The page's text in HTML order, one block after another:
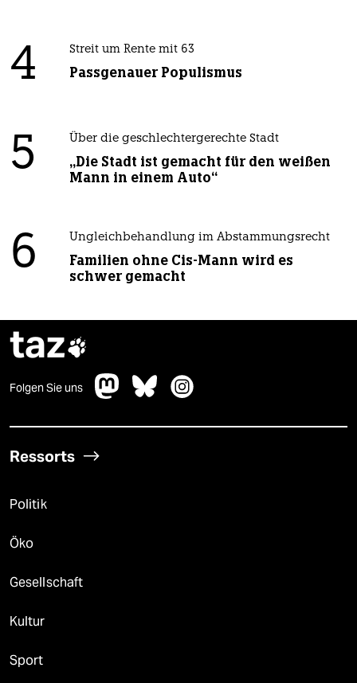
4 Streit um Rente mit 63
Passgenauer Populismus
5 Über die geschlechtergerechte Stadt
„Die Stadt ist gemacht für den weißen
Mann in einem Auto“
6 Ungleichbehandlung im Abstammungsrecht
Familien ohne Cis-Mann wird es
schwer gemacht
taz
Folgen Sie uns
Ressorts
Politik
Öko
Gesellschaft
Kultur
Sport